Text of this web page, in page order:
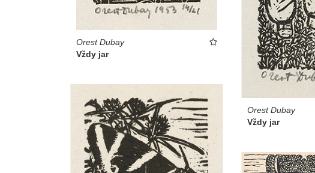
Orest Dubay
Vždy jar
Orest Dubay
Vždy jar